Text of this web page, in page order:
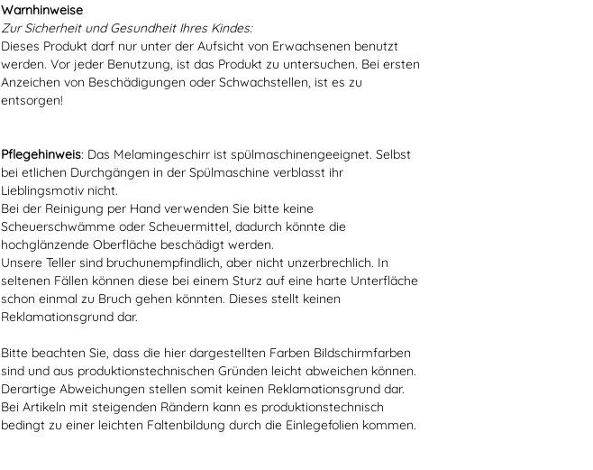
Warnhinweise
Zur Sicherheit und Gesundheit Ihres Kindes:
Dieses Produkt darf nur unter der Aufsicht von Erwachsenen benutzt
werden. Vor jeder Benutzung, ist das Produkt zu untersuchen. Bei ersten
Anzeichen von Beschädigungen oder Schwachstellen, ist es zu
entsorgen!
Pflegehinweis: Das Melamingeschirr ist spülmaschinengeeignet. Selbst
bei etlichen Durchgängen in der Spülmaschine verblasst ihr
Lieblingsmotiv nicht.
Bei der Reinigung per Hand verwenden Sie bitte keine
Scheuerschwämme oder Scheuermittel, dadurch könnte die
hochglänzende Oberfläche beschädigt werden.
Unsere Teller sind bruchunempfindlich, aber nicht unzerbrechlich. In
seltenen Fällen können diese bei einem Sturz auf eine harte Unterfläche
schon einmal zu Bruch gehen könnten. Dieses stellt keinen
Reklamationsgrund dar.
Bitte beachten Sie, dass die hier dargestellten Farben Bildschirmfarben
sind und aus produktionstechnischen Gründen leicht abweichen können.
Derartige Abweichungen stellen somit keinen Reklamationsgrund dar.
Bei Artikeln mit steigenden Rändern kann es produktionstechnisch
bedingt zu einer leichten Faltenbildung durch die Einlegefolien kommen.